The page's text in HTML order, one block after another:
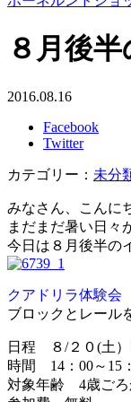
８月後
2016.08.16
Facebook
Twitter
カテゴリー： 未分
みなさん、こんに
まだまだ暑い日々
今日は８月後半の
クアドリラ体験会
ブロックとレール
日程 ８/２０(土）
時間 14：00～15
対象年齢 4歳ごろ